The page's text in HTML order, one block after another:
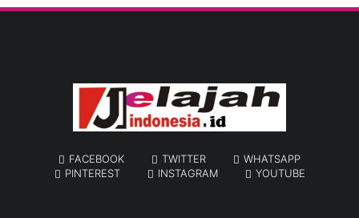
FACEBOOK TWITTER
WHATSAPP
PINTEREST
INSTAGRAM YOUTUBE